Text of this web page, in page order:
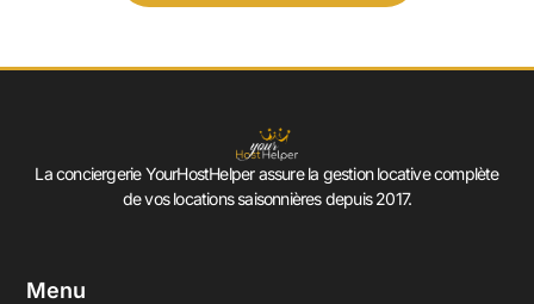
La conciergerie YourHostHelper assure la gestion locative complète
de vos locations saisonnières depuis 2017.
Menu